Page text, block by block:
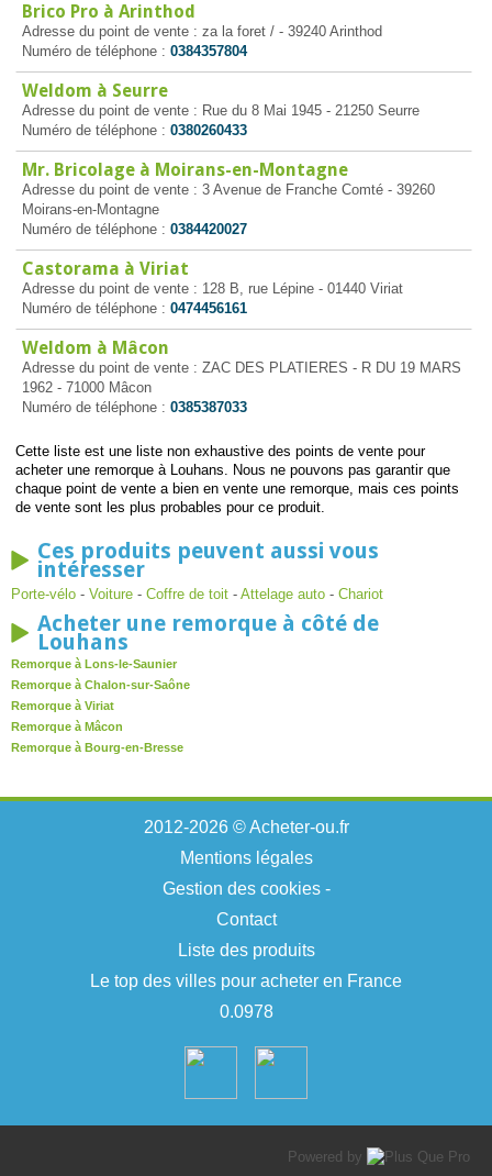
Brico Pro à Arinthod
Adresse du point de vente : za la foret / - 39240 Arinthod
Numéro de téléphone : 0384357804
Weldom à Seurre
Adresse du point de vente : Rue du 8 Mai 1945 - 21250 Seurre
Numéro de téléphone : 0380260433
Mr. Bricolage à Moirans-en-Montagne
Adresse du point de vente : 3 Avenue de Franche Comté - 39260
Moirans-en-Montagne
Numéro de téléphone : 0384420027
Castorama à Viriat
Adresse du point de vente : 128 B, rue Lépine - 01440 Viriat
Numéro de téléphone : 0474456161
Weldom à Mâcon
Adresse du point de vente : ZAC DES PLATIERES - R DU 19 MARS
1962 - 71000 Mâcon
Numéro de téléphone : 0385387033
Cette liste est une liste non exhaustive des points de vente pour
acheter une remorque à Louhans. Nous ne pouvons pas garantir que
chaque point de vente a bien en vente une remorque, mais ces points
de vente sont les plus probables pour ce produit.
Ces produits peuvent aussi vous
intéresser
Porte-vélo - Voiture - Coffre de toit - Attelage auto - Chariot
Acheter une remorque à côté de
Louhans
Remorque à Lons-le-Saunier
Remorque à Chalon-sur-Saône
Remorque à Viriat
Remorque à Mâcon
Remorque à Bourg-en-Bresse
2012-2026 © Acheter-ou.fr
Mentions légales
Gestion des cookies-
Contact
Liste des produits
Le top des villes pour acheter en France
0.0978
Powered by